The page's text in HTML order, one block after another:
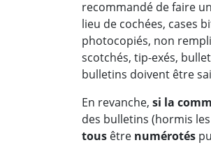
recommandé de faire
lieu de cochées, cases
photocopiés, non
scotchés, tip-exés,
bulletins doivent être
En revanche, si la
des bulletins (hormis
tous être numérotés